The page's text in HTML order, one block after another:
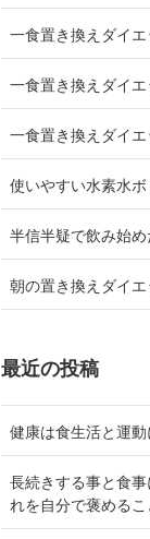
一食置き換えダイ
一食置き換えダイ
一食置き換えダイ
使いやすい水素水
半信半疑で飲み始
朝の置き換えダイ
最近の投稿
健康は食生活と運
長続きする事と食
れを自分で褒めるこ